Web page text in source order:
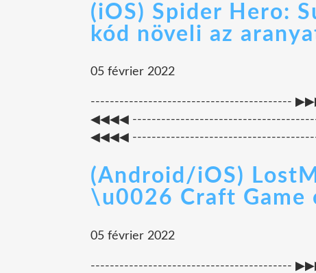
(iOS) Spider Hero:
kód növeli az
05 février 2022
------------------------------------------
◀◀◀◀
◀◀◀◀
(Android/iOS)
\u0026 Craft Game
05 février 2022
------------------------------------------